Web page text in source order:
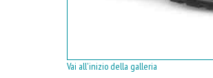
Vai all'inizio della galleria